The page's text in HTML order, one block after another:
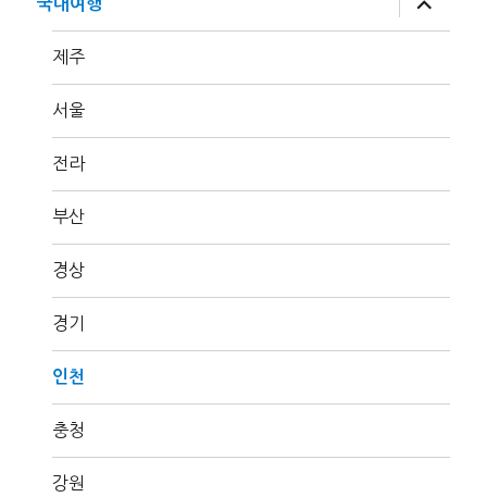
확
장
국내여행
위
메
장
제주
서울
전라
부산
경상
경기
인천
충청
강원